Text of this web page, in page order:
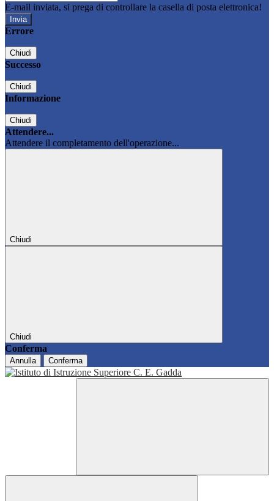
E-mail inviata, si prega di controllare la casella di posta elettronica!
Errore
Chiudi
Successo
Chiudi
Informazione
Chiudi
Attendere...
Attendere il completamento dell'operazione...
Chiudi
Chiudi
Conferma
Annulla Conferma